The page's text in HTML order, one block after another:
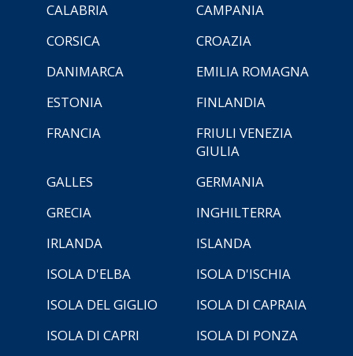
CALABRIA
CAMPANIA
CORSICA
CROAZIA
DANIMARCA
EMILIA ROMAGNA
ESTONIA
FINLANDIA
FRANCIA
FRIULI VENEZIA
GIULIA
GALLES
GERMANIA
GRECIA
INGHILTERRA
IRLANDA
ISLANDA
ISOLA D'ELBA
ISOLA D'ISCHIA
ISOLA DEL GIGLIO
ISOLA DI CAPRAIA
ISOLA DI CAPRI
ISOLA DI PONZA